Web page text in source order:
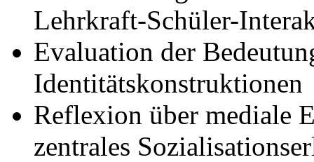
Lehrkraft-Schüler-
Evaluation der
Identitätskonstruktionen
Reflexion über mediale
zentrales